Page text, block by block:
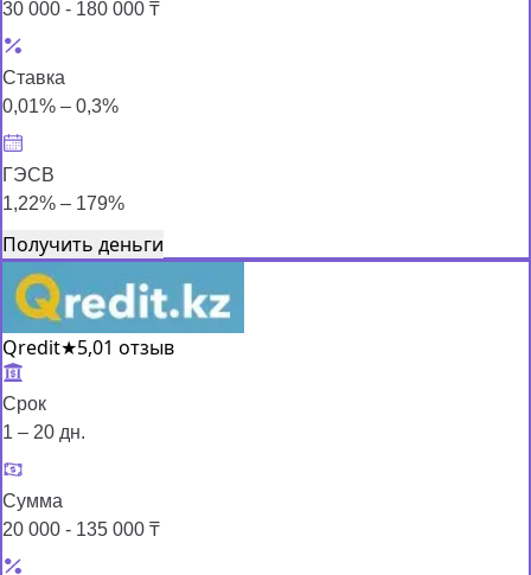
30 000 - 180 000 ₸
Ставка
0,01% – 0,3%
ГЭСВ
1,22% – 179%
Получить деньги
Qredit★5,01 отзыв
Срок
1 – 20 дн.
Сумма
20 000 - 135 000 ₸